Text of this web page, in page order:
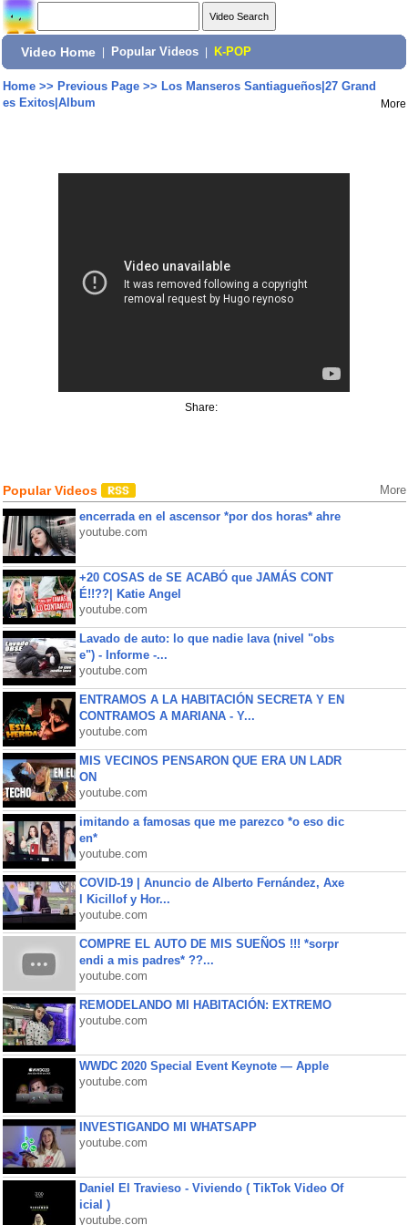
Video Home Popular Videos K-POP
Home>> Previous Page>> Los Manseros Santiagueños|27 Grand
es Exitos|Album
More
Share:
Popular Videos More
encerrada en el ascensor *por dos horas* ahre
youtube.com
+20 COSAS de SE ACABÓ que JAMÁS CONT
É!!??| Katie Angel
youtube.com
Lavado de auto: lo que nadie lava (nivel "obs
e") - Informe -...
youtube.com
ENTRAMOS A LA HABITACIÓN SECRETA Y EN
CONTRAMOS A MARIANA - Y...
youtube.com
MIS VECINOS PENSARON QUE ERA UN LADR
ON
youtube.com
imitando a famosas que me parezco *o eso dic
en*
youtube.com
COVID-19 | Anuncio de Alberto Fernández, Axe
l Kicillof y Hor...
youtube.com
COMPRE EL AUTO DE MIS SUEÑOS !!! *sorpr
endi a mis padres* ??...
youtube.com
REMODELANDO MI HABITACIÓN: EXTREMO
youtube.com
WWDC 2020 Special Event Keynote — Apple
youtube.com
INVESTIGANDO MI WHATSAPP
youtube.com
Daniel El Travieso - Viviendo ( TikTok Video Of
icial )
youtube.com